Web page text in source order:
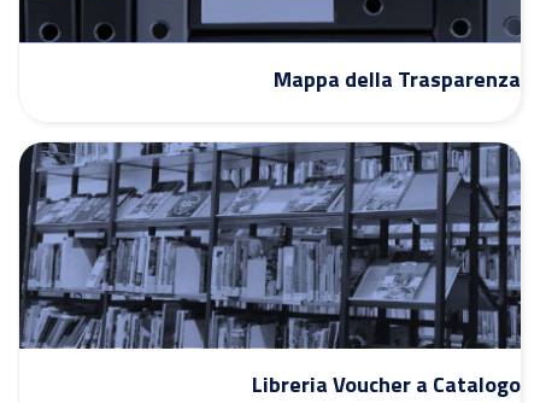
Mappa della Trasparenza
Libreria Voucher a Catalogo